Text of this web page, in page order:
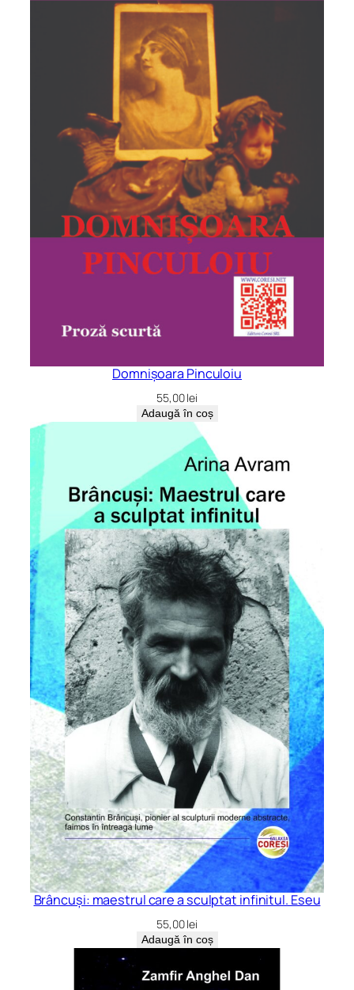
Domnișoara Pinculoiu
55,00lei
Adaugă în coș
Brâncuși: maestrul care a sculptat infinitul. Eseu
55,00lei
Adaugă în coș